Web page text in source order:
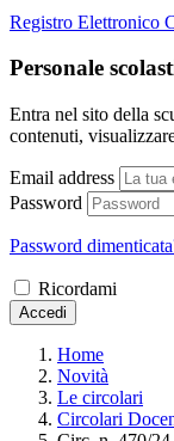
Registro Elettronico
Personale
Entra nel sito della
contenuti,
Email address
Password
Password
Ricordami
Accedi
Home
Novità
Le circolari
Circolari